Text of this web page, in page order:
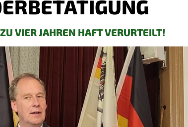
VIER JAHREN HAFT VERURTEILT!